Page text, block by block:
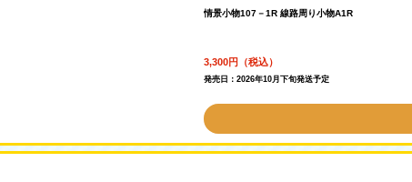
情景小物107－1R 線路周り小物A1R
3,300円（税込）
発売日：2026年10月下旬発送予定